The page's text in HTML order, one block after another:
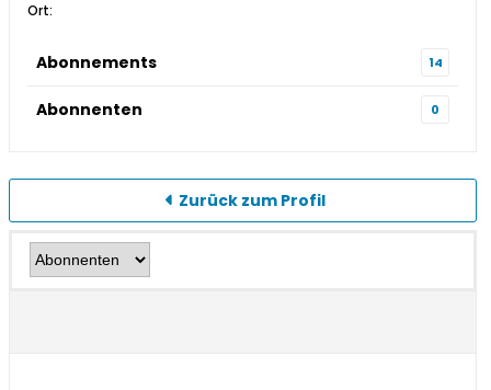
Ort:
Abonnements 14
Abonnenten 0
Zurück zum Profil